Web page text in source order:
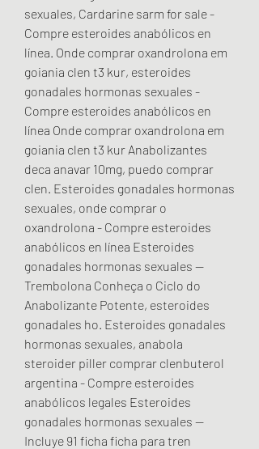
sexuales, Cardarine sarm for sale -
Compre esteroides anabólicos en
línea. Onde comprar oxandrolona em
goiania clen t3 kur, esteroides
gonadales hormonas sexuales -
Compre esteroides anabólicos en
línea Onde comprar oxandrolona em
goiania clen t3 kur Anabolizantes
deca anavar 10mg, puedo comprar
clen. Esteroides gonadales hormonas
sexuales, onde comprar o
oxandrolona - Compre esteroides
anabólicos en línea Esteroides
gonadales hormonas sexuales --
Trembolona Conheça o Ciclo do
Anabolizante Potente, esteroides
gonadales ho. Esteroides gonadales
hormonas sexuales, anabola
steroider piller comprar clenbuterol
argentina - Compre esteroides
anabólicos legales Esteroides
gonadales hormonas sexuales --
Incluye 91 ficha ficha para tren